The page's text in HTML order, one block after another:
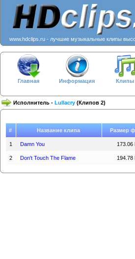
www.hdclips.ru - лучшие музыкальные клипы
Главная Информация Клипы
Исполнитель - Lullacry (Клипов 2)
# Название клипа Размер
1 Damn You 173.06
2 Don't Touch The Flame 194.78